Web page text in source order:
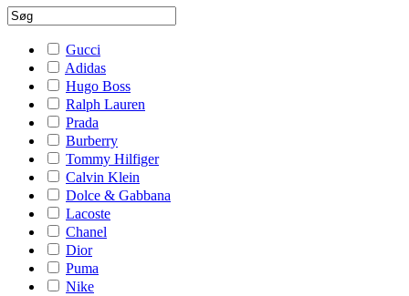
Gucci
Adidas
Hugo Boss
Ralph Lauren
Prada
Burberry
Tommy Hilfiger
Calvin Klein
Dolce & Gabbana
Lacoste
Chanel
Dior
Puma
Nike